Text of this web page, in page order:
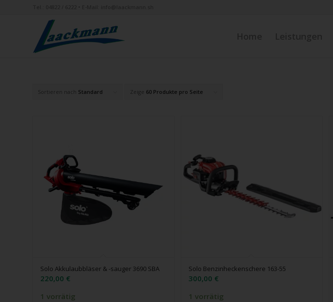
Sortieren nach Standard Zeige 60 Produkte pro Seite
Solo Akkulaubbläser & -sauger 3690 SBA
220,00 €
1 vorrätig
Solo Benzinheckenschere 163-55
300,00 €
1 vorrätig